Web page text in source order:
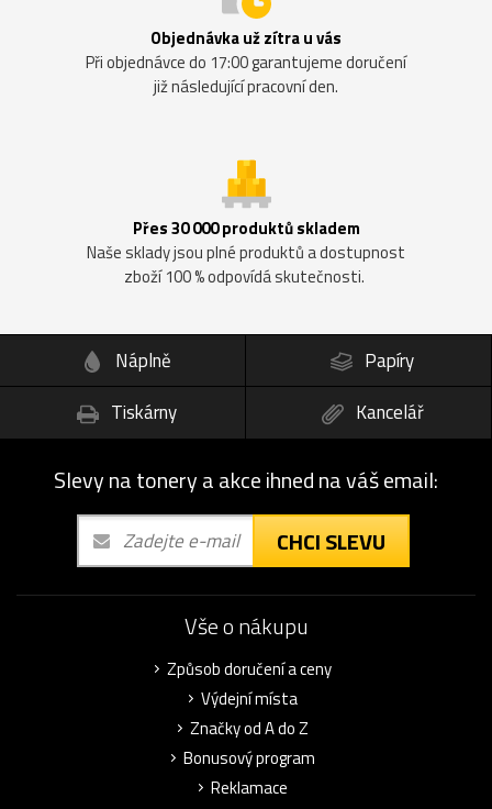
Objednávka už zítra u vás
Při objednávce do 17:00 garantujeme doručení
již následující pracovní den.
Přes 30 000 produktů skladem
Naše sklady jsou plné produktů a dostupnost
zboží 100 % odpovídá skutečnosti.
Náplně
Papíry
Tiskárny
Kancelář
Slevy na tonery a akce ihned na váš email:
CHCI SLEVU
Vše o nákupu
Způsob doručení a ceny
Výdejní místa
Značky od A do Z
Bonusový program
Reklamace